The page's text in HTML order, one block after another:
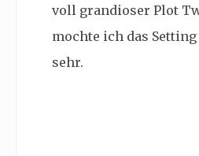
voll grandioser Plot
mochte ich das
sehr.